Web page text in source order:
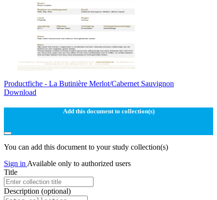
Productfiche - La Butinière Merlot/Cabernet Sauvignon
Download
Add this document to collection(s)
You can add this document to your study collection(s)
Sign in Available only to authorized users
Title
Description (optional)